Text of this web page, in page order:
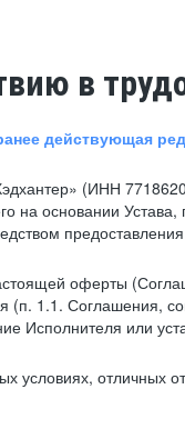
в
действующая
(ИНН
на основании
оферты
(п. 1.1. Соглашения,
Исполнителя или
отличных